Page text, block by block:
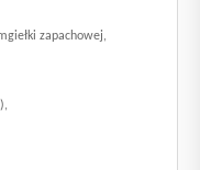
zapachowej,